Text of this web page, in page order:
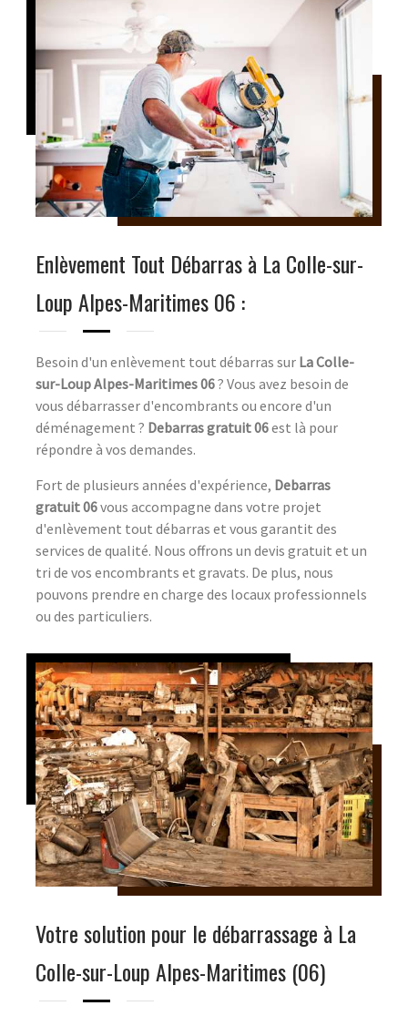
Enlèvement Tout Débarras à La Colle-sur-
Loup Alpes-Maritimes 06 :
Besoin d'un enlèvement tout débarras sur La Colle-
sur-Loup Alpes-Maritimes 06? Vous avez besoin de
vous débarrasser d'encombrants ou encore d'un
déménagement ? Debarras gratuit 06est là pour
répondre à vos demandes.
Fort de plusieurs années d'expérience, Debarras
gratuit 06vous accompagne dans votre projet
d'enlèvement tout débarras et vous garantit des
services de qualité. Nous offrons un devis gratuit et un
tri de vos encombrants et gravats. De plus, nous
pouvons prendre en charge des locaux professionnels
ou des particuliers.
Votre solution pour le débarrassage à La
Colle-sur-Loup Alpes-Maritimes (06)